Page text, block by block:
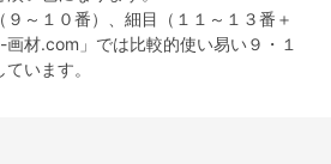
～１０番）、細目（１１～１３番＋
材.com」では比較的使い易い９・１
います。